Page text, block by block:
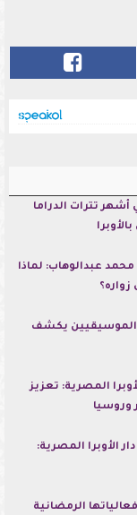
أشهر تترات الدراما
عبدالوهاب: لماذا
الموسيقيين يكشف
المصرية: تعزيز
وروسيا
الأوبرا المصرية:
الرمضانية